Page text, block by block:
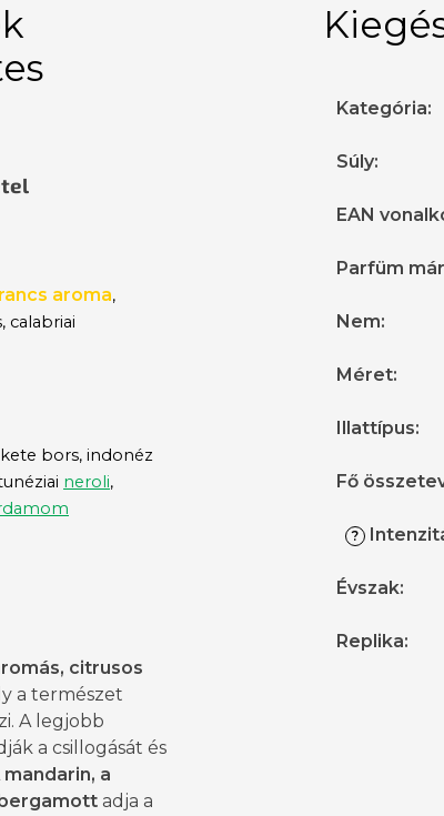
aroma,
calabriai
bors, indonéz
neroli,
citrusos
a természet
A legjobb
a csillogását és
mandarin, a
bergamott adja a
Kategória:
Súly:
EAN
Parfüm
Nem:
Méret:
Illattípus:
Fő
?
Évszak:
Replika: